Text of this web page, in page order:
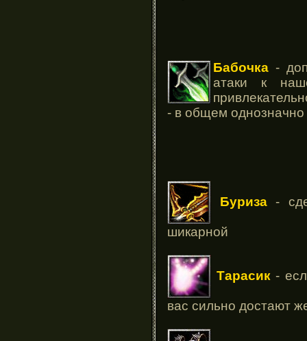
Бабочка -
атаки к
- в общем
Буриза-
шикарной
Тарасик-
вас сильно достают